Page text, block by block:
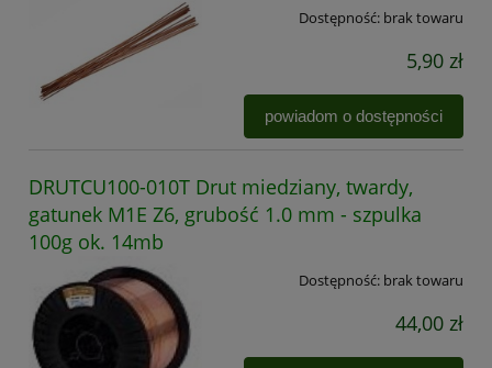
Dostępność: brak towaru
5,90 zł
powiadom o dostępności
DRUTCU100-010T Drut miedziany, twardy,
gatunek M1E Z6, grubość 1.0 mm - szpulka
100g ok. 14mb
Dostępność: brak towaru
44,00 zł